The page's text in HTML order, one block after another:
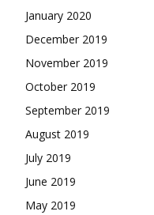
January 2020
December 2019
November 2019
October 2019
September 2019
August 2019
July 2019
June 2019
May 2019